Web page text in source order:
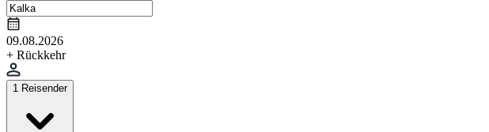
09.08.2026
+ Rückkehr
1 Reisender